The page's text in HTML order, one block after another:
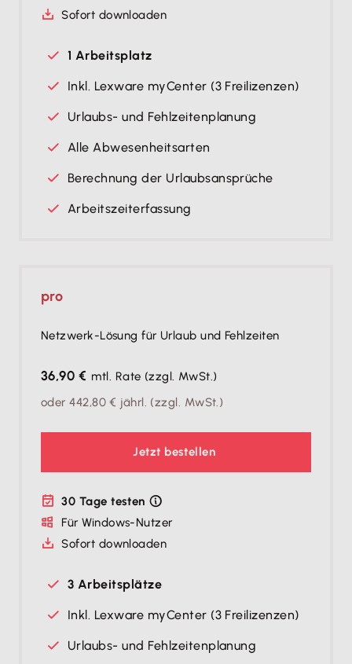
Sofort downloaden
1 Arbeitsplatz
Inkl. Lexware myCenter (3 Freilizenzen)
Urlaubs- und Fehlzeitenplanung
Alle Abwesenheitsarten
Berechnung der Urlaubsansprüche
Arbeitszeiterfassung
pro
Netzwerk-Lösung für Urlaub und Fehlzeiten
36,90 € mtl. Rate (zzgl. MwSt.)
oder442,80 € jährl. (zzgl. MwSt.)
Jetzt bestellen
30 Tage testen
Für Windows-Nutzer
Sofort downloaden
3 Arbeitsplätze
Inkl. Lexware myCenter (3 Freilizenzen)
Urlaubs- und Fehlzeitenplanung